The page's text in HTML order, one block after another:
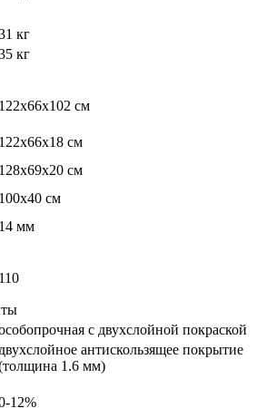
кг
кг
122x66x102 см
122x66x18 см
128x69x20 см
100x40 см
14 мм
110
с двухслойной покраской
двухслойное антискользящее покрытие
1.6 мм)
12%